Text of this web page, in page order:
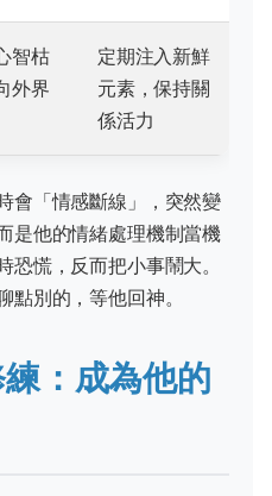
智枯
外界
定期注入新鮮
元素，保持關
係活力
會「情感斷線」，突然變
是他的情緒處理機制當機
恐慌，反而把小事鬧大。
別的，等他回神。
：成為他的